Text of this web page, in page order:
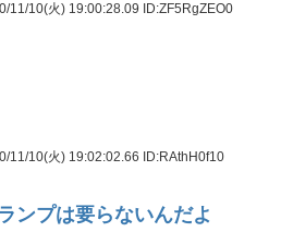
11/10(火) 19:00:28.09 ID:ZF5RgZEO0
11/10(火) 19:02:02.66 ID:RAthH0f10
ンプは要らないんだよ